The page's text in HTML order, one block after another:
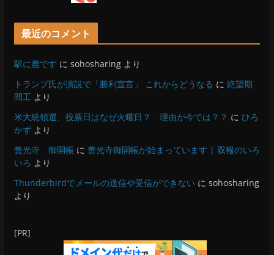
最近のコメント
駅に鹿です に sohosharingより
トランプ氏が演説で「勝利宣言」 これからどうなる に 絶望期
間工 より
米大統領選、投票日はなぜ火曜日？ 理由が今では？？ に ひろ
かずより
善光寺 御開帳 に 善光寺御開帳が始まっています | 双報のいろ
いろ より
Thunderbirdでメールの送信や受信ができない に sohosharing
より
[PR]